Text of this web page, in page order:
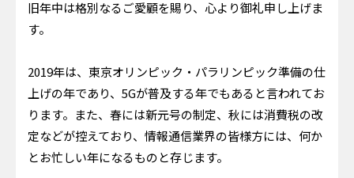
旧年中は格別なるご愛顧を賜り、心より御礼申し上げま
す。
2019年は、東京オリンピック・パラリンピック準備の仕
上げの年であり、5Gが普及する年でもあると言われてお
ります。また、春には新元号の制定、秋には消費税の改
定などが控えており、情報通信業界の皆様方には、何か
とお忙しい年になるものと存じます。